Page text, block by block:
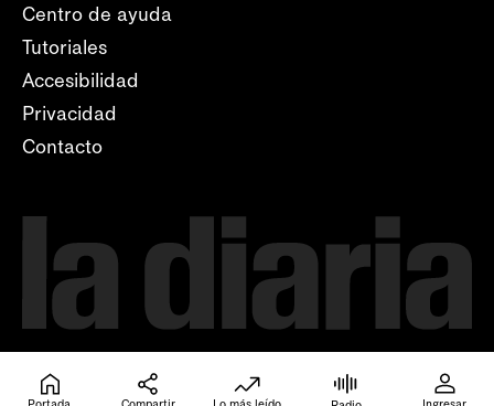
Centro de ayuda
Tutoriales
Accesibilidad
Privacidad
Contacto